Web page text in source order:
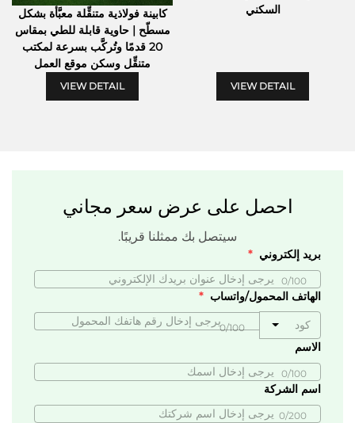
السكني
VIEW DETAIL
كابينة فولاذية متنقِّلة معبَّأة بشكل
مسطّح | حاوية قابلة للطي بمقاس
20 قدمًا وتُركَّب بسرعة لمكتب
متنقِّل وسكن موقع العمل
VIEW DETAIL
احصل على عرض سعر مجاني
سيتصل بك ممثلنا قريبًا.
بريد إلكتروني
0/100
الهاتف المحمول/واتساب
كود
0/100
الاسم
0/100
اسم الشركة
0/200